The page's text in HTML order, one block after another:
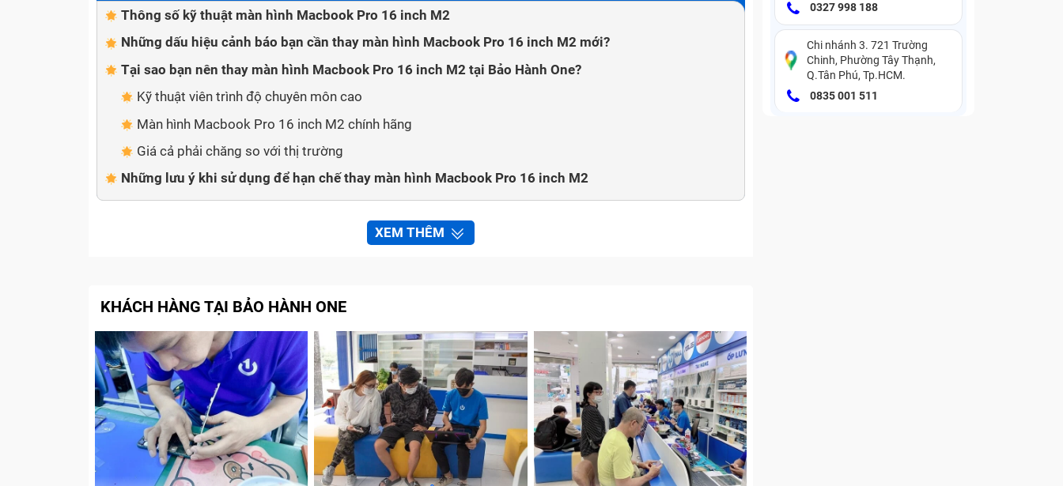
Thông số kỹ thuật màn hình Macbook Pro 16 inch M2
Những dấu hiệu cảnh báo bạn cần ​​thay màn hình Macbook Pro 16 inch M2 mới?
Tại sao bạn nên ​​thay màn hình Macbook Pro 16 inch M2 tại Bảo Hành One?
Kỹ thuật viên trình độ chuyên môn cao
Màn hình Macbook Pro 16 inch M2 chính hãng
Giá cả phải chăng so với thị trường
Những lưu ý khi sử dụng để hạn chế ​​thay màn hình Macbook Pro 16 inch M2
XEM THÊM
KHÁCH HÀNG TẠI BẢO HÀNH ONE
0327 998 188
Chi nhánh 3. 721 Trường
Chinh, Phường Tây Thạnh,
Q.Tân Phú, Tp.HCM.
0835 001 511